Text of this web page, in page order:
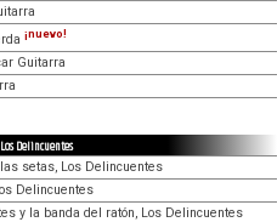
¡nuevo!
Guitarra
Delincuentes
setas, Los Delincuentes
Delincuentes
y la banda del ratón, Los Delincuentes